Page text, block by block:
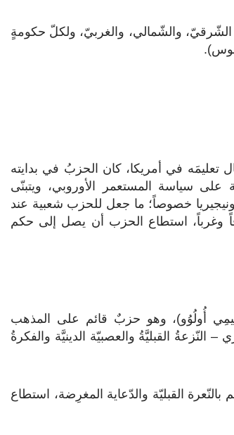
الشّرقيّ، والشّمالي، والغربيّ، ولكلّ حكومةٍ
نال تعليمَه في أمريكا، كان الحزبُ في بدايته
على سياسة المستعمر الأوروبي، ويتبنّى
ونيجيريا خصوصاً؛ ما جعل للحزب شعبية عند
وغرباً، استطاع الحزب أن يصل إلى حكم
أُولُوُو)، وهو حزبٌ قائم على المذهب
القبليَّةُ والعصبيّة الدينيَّة والفكرةُ
القبليّة والدّعاية المغرِضة، استطاع